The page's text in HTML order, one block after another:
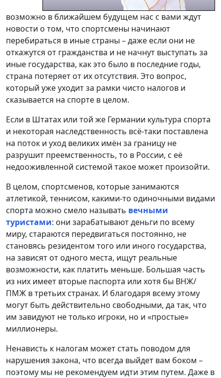
возможно в ближайшем будущем нас с вами ждут
новости о том, что спортсмены начинают
перебираться в иные страны – даже если они не
откажутся от гражданства и не начнут выступать за
иные государства, как это было в последние годы,
страна потеряет от их отсутствия. Это вопрос,
который уже уходит за рамки чисто налогов и
сказывается на спорте в целом.
Если в Штатах или той же Германии культура спорта
и некоторая наследственность всё-таки поставлена
на поток и уход великих имён за границу не
разрушит преемственность, то в России, с её
недооживленной системой такое может произойти.
В целом, спортсменов, которые занимаются
атлетикой, теннисом, какими-то одиночными видами
спорта можно смело называть вечными
туристами: они зарабатывают деньги по всему
миру, стараются передвигаться постоянно, не
становясь резидентом того или иного государства,
на зависят от одного места, ищут реальные
возможности, как платить меньше. Большая часть
из них имеет вторые паспорта или хотя бы ВНЖ/
ПМЖ в третьих странах. И благодаря всему этому
могут быть действительно свободными, да так, что
им завидуют не только игроки, но и «простые»
миллионеры.
Ненависть к налогам может стать поводом для
нарушения закона, что всегда выйдет вам боком –
поэтому мы не рекомендуем идти этим путем. Даже в